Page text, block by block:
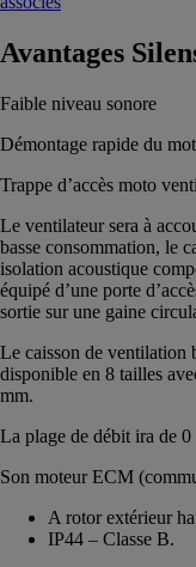
Avantages
Faible niveau sonore
Démontage rapide du
Trappe d’accès moto
Le ventilateur sera à
basse consommation, le
isolation acoustique
équipé d’une porte
sortie sur une gaine
Le caisson de ventilation
disponible en 8 tailles
mm.
La plage de débit ira de
Son moteur ECM
A rotor extérieur
IP44 – Classe B.